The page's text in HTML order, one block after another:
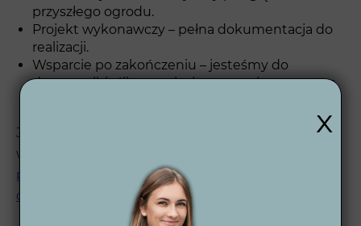
przyszłego ogrodu.
Projekt wykonawczy – pełna dokumentacja do
realizacji.
Wsparcie po zakończeniu – jesteśmy do
dyspozycji, jeśli potrzebujesz naszej pomocy po
Jeśli chcesz zobaczyć, jak wygląda nasza
współpraca krok po kroku, zajrzyj do opisu
projektowego
kompleksowego projektu
ogrodu
x